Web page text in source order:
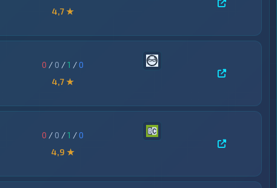
4,7 ★
0 / 0 /1 /0
4,7 ★
0 / 0 /1 /0
4,9 ★